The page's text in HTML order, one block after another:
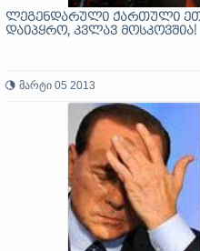
ლეგენდარული ქართული
დაიპყრო, კვლავ მოსკოვშია!
მარტი 05 2013